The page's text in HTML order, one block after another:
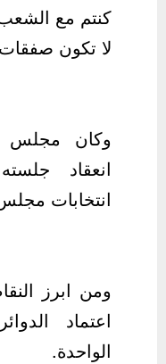
كنتم مع
لا تكون
وكان مجلس
انعقاد
انتخابات
ومن ابرز
اعتماد
الواحدة.